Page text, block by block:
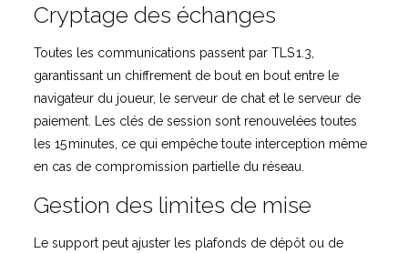
Cryptage des échanges
Toutes les communications passent par TLS 1.3,
garantissant un chiffrement de bout en bout entre le
navigateur du joueur, le serveur de chat et le serveur de
paiement. Les clés de session sont renouvelées toutes
les 15 minutes, ce qui empêche toute interception même
en cas de compromission partielle du réseau.
Gestion des limites de mise
Le support peut ajuster les plafonds de dépôt ou de